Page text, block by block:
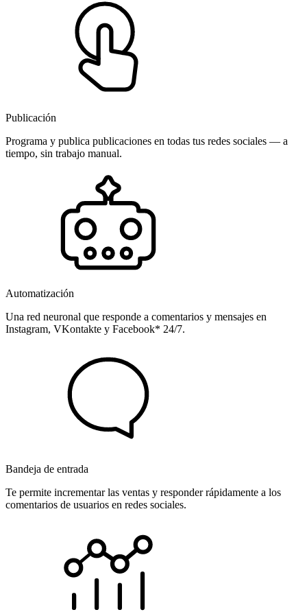
Publicación
Programa y publica publicaciones en todas tus redes sociales — a
tiempo, sin trabajo manual.
Automatización
Una red neuronal que responde a comentarios y mensajes en
Instagram, VKontakte y Facebook* 24/7.
Bandeja de entrada
Te permite incrementar las ventas y responder rápidamente a los
comentarios de usuarios en redes sociales.